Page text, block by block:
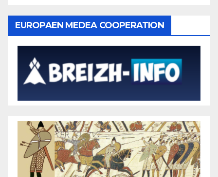
EUROPAEN MEDEA COOPERATION